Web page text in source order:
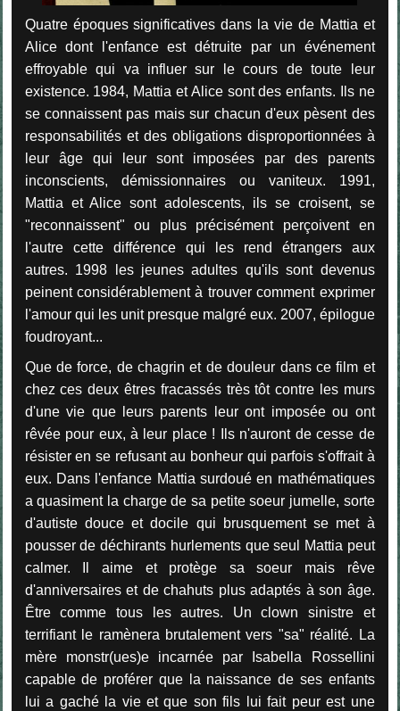
Quatre époques significatives dans la vie de Mattia et
Alice dont l'enfance est détruite par un événement
effroyable qui va influer sur le cours de toute leur
existence. 1984, Mattia et Alice sont des enfants. Ils ne
se connaissent pas mais sur chacun d'eux pèsent des
responsabilités et des obligations disproportionnées à
leur âge qui leur sont imposées par des parents
inconscients, démissionnaires ou vaniteux. 1991,
Mattia et Alice sont adolescents, ils se croisent, se
"reconnaissent" ou plus précisément perçoivent en
l'autre cette différence qui les rend étrangers aux
autres. 1998 les jeunes adultes qu'ils sont devenus
peinent considérablement à trouver comment exprimer
l'amour qui les unit presque malgré eux. 2007, épilogue
foudroyant...
Que de force, de chagrin et de douleur dans ce film et
chez ces deux êtres fracassés très tôt contre les murs
d'une vie que leurs parents leur ont imposée ou ont
rêvée pour eux, à leur place ! Ils n'auront de cesse de
résister en se refusant au bonheur qui parfois s'offrait à
eux. Dans l'enfance Mattia surdoué en mathématiques
a quasiment la charge de sa petite soeur jumelle, sorte
d'autiste douce et docile qui brusquement se met à
pousser de déchirants hurlements que seul Mattia peut
calmer. Il aime et protège sa soeur mais rêve
d'anniversaires et de chahuts plus adaptés à son âge.
Être comme tous les autres. Un clown sinistre et
terrifiant le ramènera brutalement vers "sa" réalité. La
mère monstr(ues)e incarnée par Isabella Rossellini
capable de proférer que la naissance de ses enfants
lui a gaché la vie et que son fils lui fait peur est une